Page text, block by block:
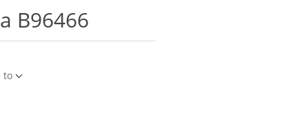
B96466
to